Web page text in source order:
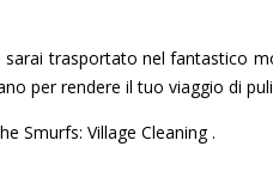
trasportato nel fantastico
per rendere il tuo viaggio di
Smurfs: Village Cleaning .